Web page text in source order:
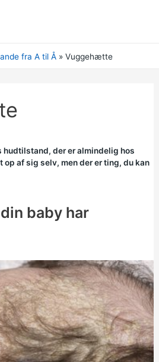
fra A til Å Vuggehætte
der er almindelig hos
op af sig selv, men der er ting, du kan
baby har